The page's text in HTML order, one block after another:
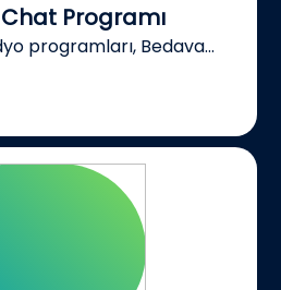
Programı
programları, Bedava...